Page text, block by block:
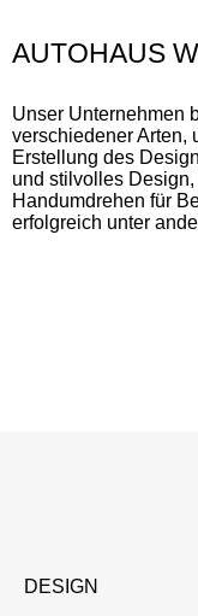
AUTOHAUS
Unser Unternehmen
verschiedener Arten,
Erstellung des
und stilvolles
Handumdrehen für
erfolgreich unter
DESIGN